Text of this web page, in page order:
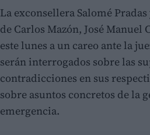
La exconsellera Salomé
de Carlos Mazón, José Manuel
este lunes a un careo ante la
serán interrogados sobre las
contradicciones en sus
sobre asuntos concretos de la
emergencia.